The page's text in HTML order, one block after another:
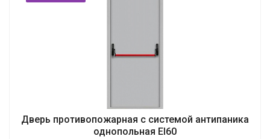
Дверь противопожарная с системой антипаника
однопольная EI60